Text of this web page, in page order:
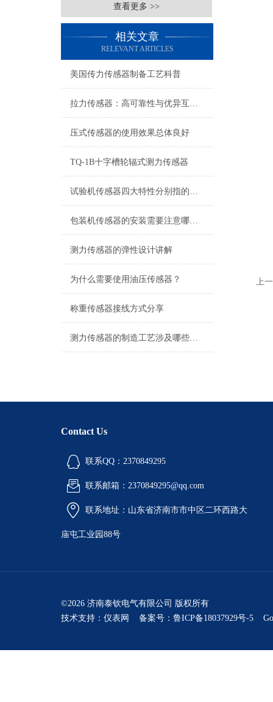
查看更多 >>
相关文章
RELEVANT ARTICLES
美国传力传感器制备工艺科普
拉力传感器：高可靠性与优异互换性的技术解析
压式传感器的使用效果总体良好
TQ-1B十字槽轮辐式测力传感器
试验机传感器四大特性分别指的是什么？
包装机传感器的安装需要注意哪些问题？
测力传感器的弹性设计讲解
为什么需要使用油压传感器？
称重传感器接线方式分享
测力传感器的制造工艺涉及哪些步骤
上
Contact Us
联系QQ：2370849295
联系邮箱：2370849295@qq.com
联系地址：山东省济南市市中区二环西路大
庙屯工业园88号
©2026 济南泰钦电气有限公司 版权所有
技术支持： 仪表网 备案号：鲁ICP备18037929号-5